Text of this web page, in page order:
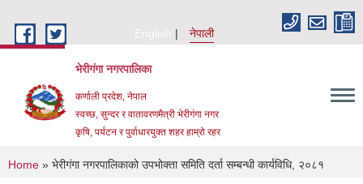
English
नेपाली
भेरीगंगा नगरपालिका
कर्णाली प्रदेश, नेपाल
स्वच्छ, सुन्दर र वातावरणमैत्री भेरीगंगा नगर
कृषि, पर्यटन र पुर्वाधारयुक्त शहर हाम्रो रहर
You are here
Home » भेरीगंगा नगरपालिकाको उपभोक्ता समिति दर्ता सम्बन्धी कार्यविधि, २०८१